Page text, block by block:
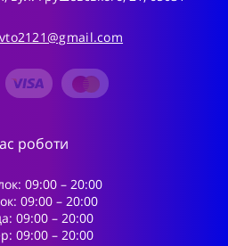
роботи
09:00 – 20:00
09:00 – 20:00
09:00 – 20:00
09:00 – 20:00